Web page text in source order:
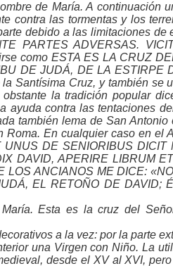
de María. A continuación
contra las tormentas y los
debido a las limitaciones de
PARTES ADVERSAS.
como ESTA ES LA CRUZ
DE JUDÁ, DE LA ESTIRPE
Santísima Cruz, y también se
la tradición popular
ayuda contra las tentaciones
también lema de San Antonio
En cualquier caso en el
DE SENIORIBUS DICIT
DAVID, APERIRE LIBRUM
LOS ANCIANOS ME DICE:
EL RETOÑO DE DAVID;
Esta es la cruz del
a la vez: por la parte
una Virgen con Niño. La
desde el XV al XVI,